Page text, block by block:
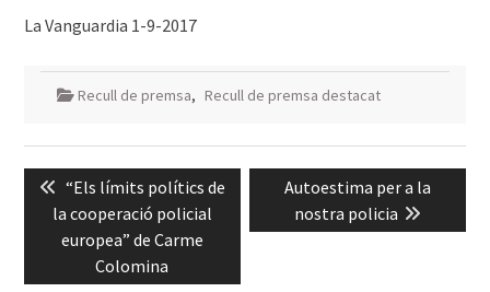
La Vanguardia 1-9-2017
Recull de premsa, Recull de premsa destacat
d'entrades
Previous
post:
“Els límits polítics de
la cooperació policial
europea” de Carme
Colomina
Next
post:
Autoestima per a la
nostra policia